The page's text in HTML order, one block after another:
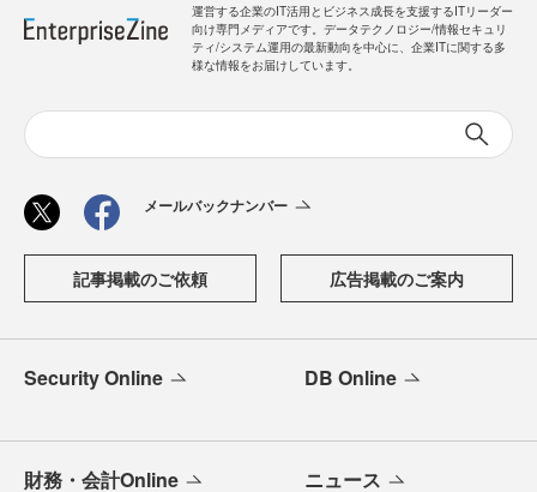
運営する企業のIT活用とビジネス成長を支援するITリーダー
向け専門メディアです。データテクノロジー/情報セキュリ
ティ/システム運用の最新動向を中心に、企業ITに関する多
様な情報をお届けしています。
メールバックナンバー
記事掲載のご依頼 広告掲載のご案内
Security Online DB Online
財務・会計Online ニュース